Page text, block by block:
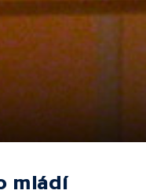
mládí